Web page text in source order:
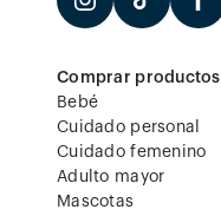
Comprar productos
Bebé
Cuidado personal
Cuidado femenino
Adulto mayor
Mascotas